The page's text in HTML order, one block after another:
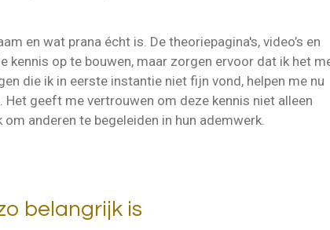
en wat prana écht is. De theoriepagina's, video’s en
kennis op te bouwen, maar zorgen ervoor dat ik het
die ik in eerste instantie niet fijn vond, helpen me nu
geeft me vertrouwen om deze kennis niet alleen
anderen te begeleiden in hun ademwerk.
belangrijk is